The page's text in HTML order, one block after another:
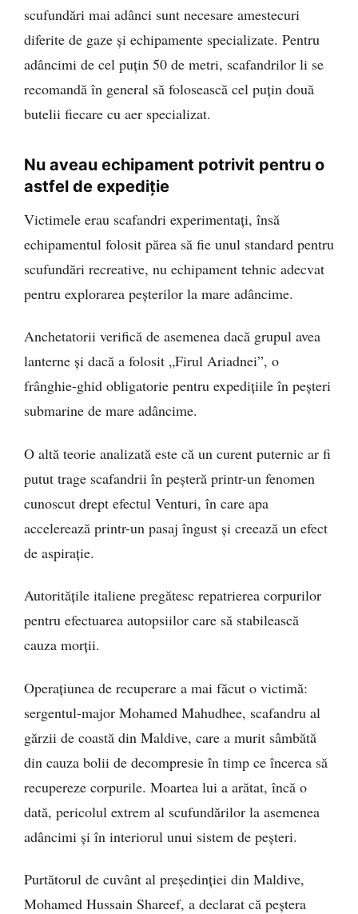
scufundări mai adânci sunt necesare amestecuri
diferite de gaze și echipamente specializate. Pentru
adâncimi de cel puțin 50 de metri, scafandrilor li se
recomandă în general să folosească cel puțin două
butelii fiecare cu aer specializat.
Nu aveau echipament potrivit pentru o
astfel de expediție
Victimele erau scafandri experimentați, însă
echipamentul folosit părea să fie unul standard pentru
scufundări recreative, nu echipament tehnic adecvat
pentru explorarea peșterilor la mare adâncime.
Anchetatorii verifică de asemenea dacă grupul avea
lanterne și dacă a folosit „Firul Ariadnei”, o
frânghie-ghid obligatorie pentru expedițiile în peșteri
submarine de mare adâncime.
O altă teorie analizată este că un curent puternic ar fi
putut trage scafandrii în peșteră printr-un fenomen
cunoscut drept efectul Venturi, în care apa
accelerează printr-un pasaj îngust și creează un efect
de aspirație.
Autoritățile italiene pregătesc repatrierea corpurilor
pentru efectuarea autopsiilor care să stabilească
cauza morții.
Operațiunea de recuperare a mai făcut o victimă:
sergentul-major Mohamed Mahudhee, scafandru al
gărzii de coastă din Maldive, care a murit sâmbătă
din cauza bolii de decompresie în timp ce încerca să
recupereze corpurile. Moartea lui a arătat, încă o
dată, pericolul extrem al scufundărilor la asemenea
adâncimi și în interiorul unui sistem de peșteri.
Purtătorul de cuvânt al președinției din Maldive,
Mohamed Hussain Shareef, a declarat că peștera